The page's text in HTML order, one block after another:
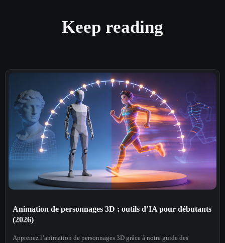
Keep reading
Animation de personnages 3D : outils d’IA pour débutants
(2026)
Apprenez l’animation de personnages 3D grâce à notre guide des